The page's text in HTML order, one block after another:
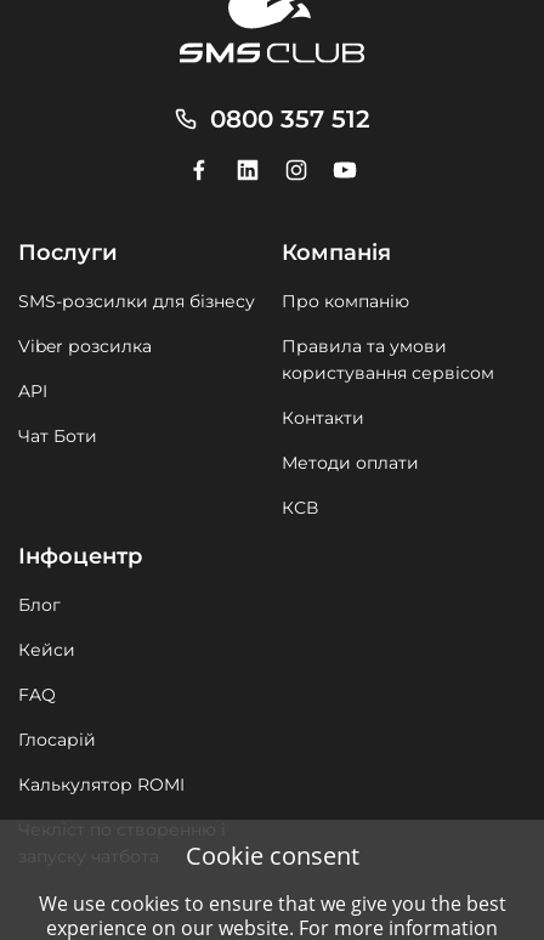
0800 357 512
Послуги
SMS-розсилки для бізнесу
Viber розсилка
API
Чат Боти
Компанія
Про компанію
Правила та умови
користування сервісом
Контакти
Методи оплати
КСВ
Інфоцентр
Блог
Кейси
FAQ
Глосарій
Калькулятор ROMI
Cookie consent
We use cookies to ensure that we give you the best
experience on our website. For more information